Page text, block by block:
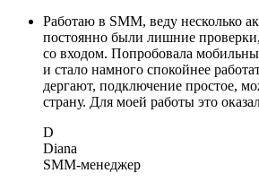
Работаю в SMM, веду несколько
постоянно были лишние
со входом. Попробовала
и стало намного спокойнее
дергают, подключение простое,
страну. Для моей работы это
D
Diana
SMM-менеджер